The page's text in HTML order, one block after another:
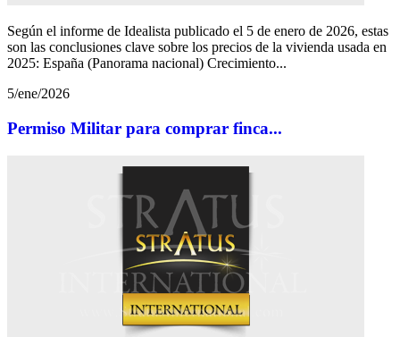
Según el informe de Idealista publicado el 5 de enero de 2026, estas
son las conclusiones clave sobre los precios de la vivienda usada en
2025: España (Panorama nacional) Crecimiento...
5/ene/2026
Permiso Militar para comprar finca...